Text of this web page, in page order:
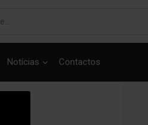
Notícias Contactos